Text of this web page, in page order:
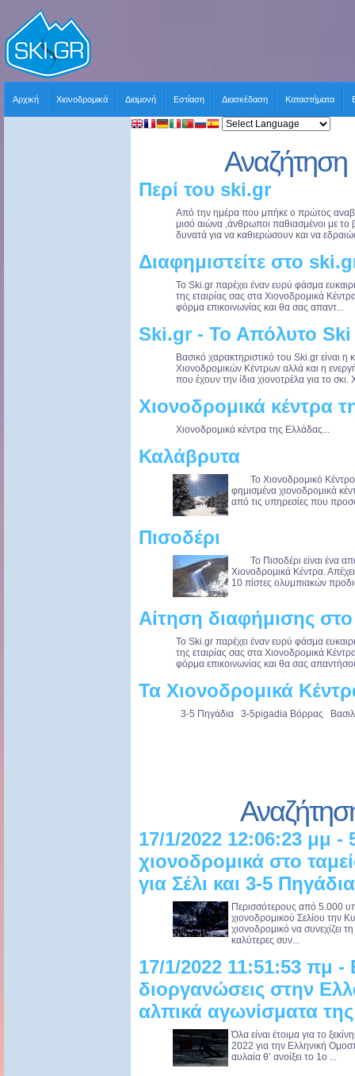
Αρχική Χιονοδρομικά Διαμονή Εστίαση Διασκέδαση Καταστήματα
Αναζήτηση
Περί του ski.gr
Από την ημέρα που μπήκε ο πρώτος
μισό αιώνα ,άνθρωποι παθιασμένοι με το
δυνατά για να καθιερώσουν και να
Διαφημιστείτε στο
Το Ski.gr παρέχει έναν ευρύ φάσμα
της εταιρίας σας στα Χιονοδρομικά
φόρμα επικοινωνίας και θα σας απαντ...
Ski.gr - Το Απόλυτο
Βασικό χαρακτηριστικό του Ski.gr είναι
Χιονοδρομικών Κέντρων αλλά και η
που έχουν την ίδια χιονοτρέλα για το σκι.
Χιονοδρομικά κέντρα
Χιονοδρομικά κέντρα της Ελλάδας...
Καλάβρυτα
Το Χιονοδρομικό Κέντρο
φημισμένα χιονοδρομικά
από τις υπηρεσίες που
Πισοδέρι
Το Πισοδέρι είναι ένα
Χιονοδρομικά Κέντρα.
10 πίστες ολυμπιακών
Αίτηση διαφήμισης
Το Ski.gr παρέχει έναν ευρύ φάσμα
της εταιρίας σας στα Χιονοδρομικά
φόρμα επικοινωνίας και θα σας
Τα Χιονοδρομικά
3-5 Πηγάδια 3-5pigadia Βόρρας
17/1/2022 12:06:23 μμ -
χιονοδρομικά στο
για Σέλι και 3-5
Περισσότερους από 5.000
χιονοδρομικού Σελίου την
χιονοδρομικό να συνεχίζει
καλύτερες συν...
17/1/2022 11:51:53 πμ
διοργανώσεις στην
αλπικά αγωνίσματα
Όλα είναι έτοιμα για το
2022 για την Ελληνική
αυλαία θ’ ανοίξει το 1ο ...